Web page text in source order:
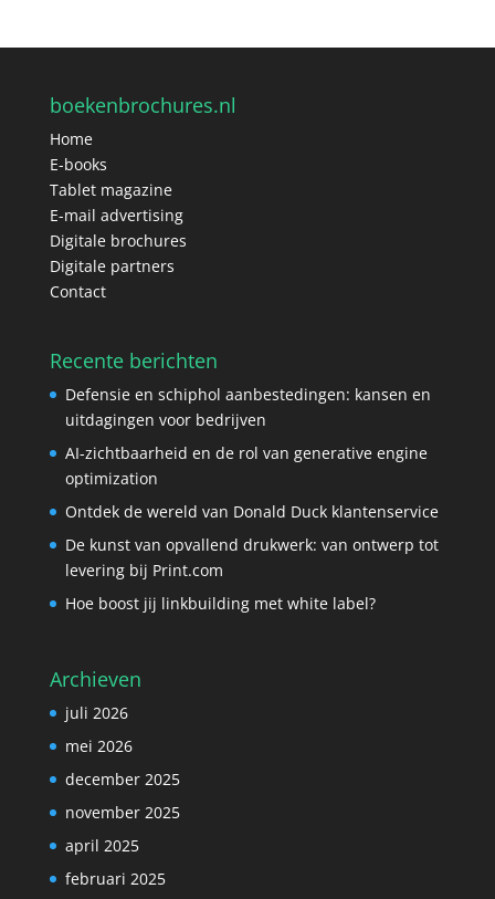
boekenbrochures.nl
Home
E-books
Tablet magazine
E-mail advertising
Digitale brochures
Digitale partners
Contact
Recente berichten
Defensie en schiphol aanbestedingen: kansen en
uitdagingen voor bedrijven
AI-zichtbaarheid en de rol van generative engine
optimization
Ontdek de wereld van Donald Duck klantenservice
De kunst van opvallend drukwerk: van ontwerp tot
levering bij Print.com
Hoe boost jij linkbuilding met white label?
Archieven
juli 2026
mei 2026
december 2025
november 2025
april 2025
februari 2025